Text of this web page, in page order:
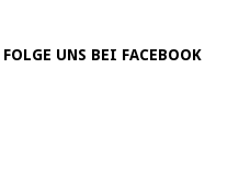
FOLGE UNS BEI FACEBOOK